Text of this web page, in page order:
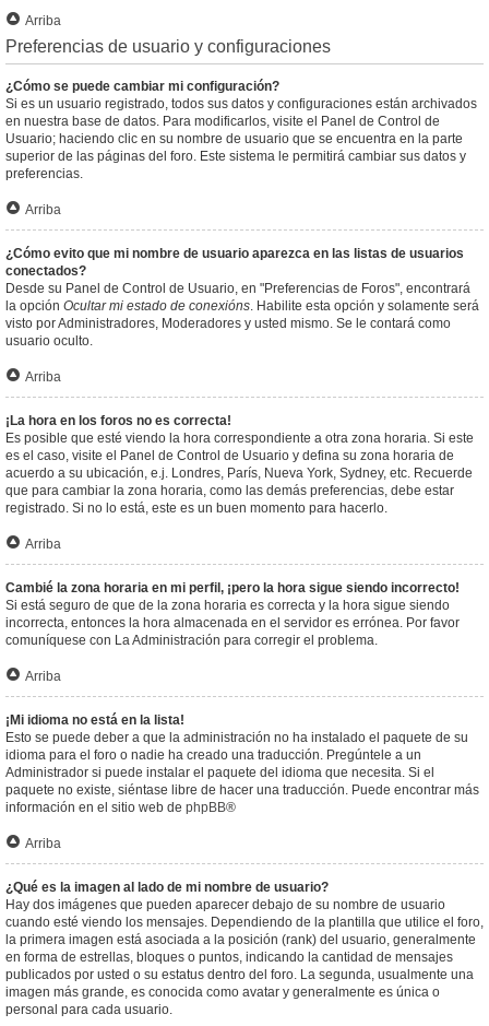
Arriba
Preferencias de usuario y configuraciones
¿Cómo se puede cambiar mi configuración?
Si es un usuario registrado, todos sus datos y configuraciones están archivados
en nuestra base de datos. Para modificarlos, visite el Panel de Control de
Usuario; haciendo clic en su nombre de usuario que se encuentra en la parte
superior de las páginas del foro. Este sistema le permitirá cambiar sus datos y
preferencias.
Arriba
¿Cómo evito que mi nombre de usuario aparezca en las listas de usuarios
conectados?
Desde su Panel de Control de Usuario, en "Preferencias de Foros", encontrará
la opción Ocultar mi estado de conexións. Habilite esta opción y solamente será
visto por Administradores, Moderadores y usted mismo. Se le contará como
usuario oculto.
Arriba
¡La hora en los foros no es correcta!
Es posible que esté viendo la hora correspondiente a otra zona horaria. Si este
es el caso, visite el Panel de Control de Usuario y defina su zona horaria de
acuerdo a su ubicación, e.j. Londres, París, Nueva York, Sydney, etc. Recuerde
que para cambiar la zona horaria, como las demás preferencias, debe estar
registrado. Si no lo está, este es un buen momento para hacerlo.
Arriba
Cambié la zona horaria en mi perfil, ¡pero la hora sigue siendo incorrecto!
Si está seguro de que de la zona horaria es correcta y la hora sigue siendo
incorrecta, entonces la hora almacenada en el servidor es errónea. Por favor
comuníquese con La Administración para corregir el problema.
Arriba
¡Mi idioma no está en la lista!
Esto se puede deber a que la administración no ha instalado el paquete de su
idioma para el foro o nadie ha creado una traducción. Pregúntele a un
Administrador si puede instalar el paquete del idioma que necesita. Si el
paquete no existe, siéntase libre de hacer una traducción. Puede encontrar más
información en el sitio web de phpBB®
Arriba
¿Qué es la imagen al lado de mi nombre de usuario?
Hay dos imágenes que pueden aparecer debajo de su nombre de usuario
cuando esté viendo los mensajes. Dependiendo de la plantilla que utilice el foro,
la primera imagen está asociada a la posición (rank) del usuario, generalmente
en forma de estrellas, bloques o puntos, indicando la cantidad de mensajes
publicados por usted o su estatus dentro del foro. La segunda, usualmente una
imagen más grande, es conocida como avatar y generalmente es única o
personal para cada usuario.